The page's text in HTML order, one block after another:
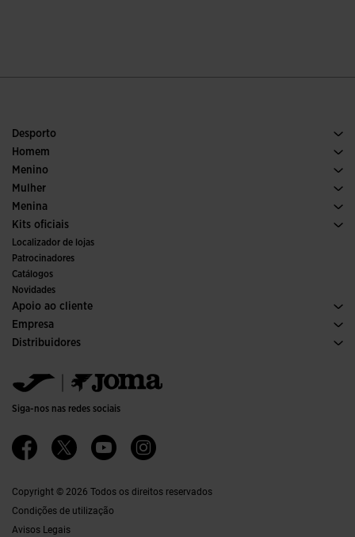
Desporto
Corrida
Futebol
Padel
Trail Running
Homem
Calcado Homem
Desporto
Menino
Ver todas as roupas para meninos
Mulher
Calcado Mulher
Desporto
Menina
Ver todas as roupas para meninas
Kits oficiais
Futebol
Interior
Comités e Federações
Edições Especiais
Localizador de lojas
Patrocinadores
Catálogos
Novidades
Apoio ao cliente
Condições de Compra
Transporte e entrega
Tabela de Tamanhos
Contactos
Empresa
Histórico
Canal ético
Qualidade e política ambiental
Trabalhar Connosco
Ethics Channel
Distribuidores
Jomanet
Área de Marketing
Contactos
Siga-nos nas redes sociais
Copyright © 2026 Todos os direitos reservados
Condições de utilização
Avisos Legais